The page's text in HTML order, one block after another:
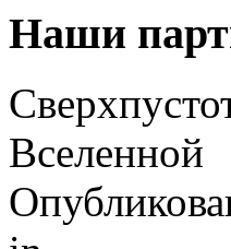
Наши
Вселенной